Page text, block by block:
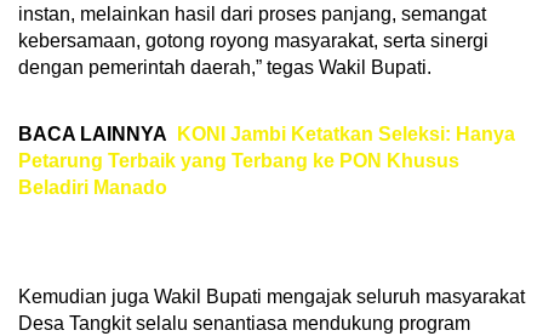
instan, melainkan hasil dari proses panjang, semangat
kebersamaan, gotong royong masyarakat, serta sinergi
dengan pemerintah daerah,” tegas Wakil Bupati.
BACA LAINNYA
KONI Jambi Ketatkan Seleksi: Hanya
Petarung Terbaik yang Terbang ke PON Khusus
Beladiri Manado
Kemudian juga Wakil Bupati mengajak seluruh masyarakat
Desa Tangkit selalu senantiasa mendukung program